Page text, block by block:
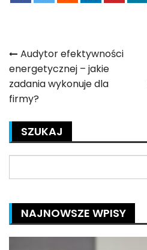
Nawigacja
wpisu
Audytor efektywności
energetycznej – jakie
zadania wykonuje dla
firmy?
SZUKAJ
for:
NAJNOWSZE WPISY